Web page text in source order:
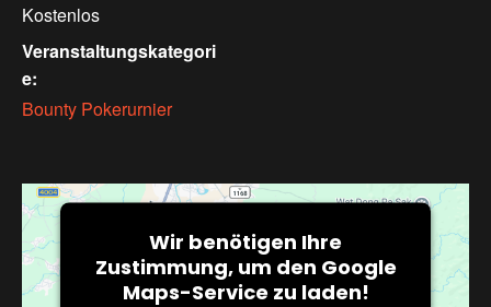
Kostenlos
Veranstaltungskategori
e:
Bounty Pokerurnier
Wir benötigen Ihre
Zustimmung, um den Google
Maps-Service zu laden!